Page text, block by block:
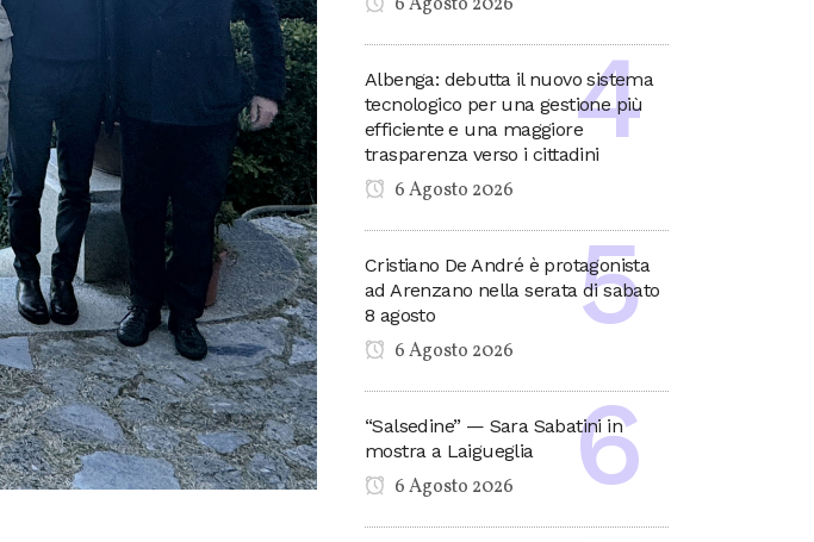
Albenga: debutta il nuovo sistema
tecnologico per una gestione più
efficiente e una maggiore
trasparenza verso i cittadini
6 Agosto 2026
Cristiano De André è protagonista
ad Arenzano nella serata di sabato
8 agosto
6 Agosto 2026
“Salsedine” — Sara Sabatini in
mostra a Laigueglia
6 Agosto 2026